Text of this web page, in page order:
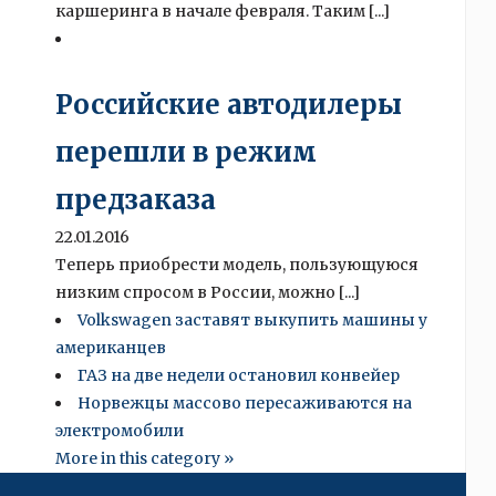
каршеринга в начале февраля. Таким [...]
Российские автодилеры
перешли в режим
предзаказа
22.01.2016
Теперь приобрести модель, пользующуюся
низким спросом в России, можно [...]
Volkswagen заставят выкупить машины у
американцев
ГАЗ на две недели остановил конвейер
Норвежцы массово пересаживаются на
электромобили
More in this category »